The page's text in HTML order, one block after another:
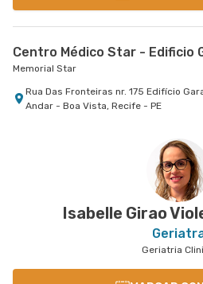
Centro Médico Star - Edificio
Memorial Star
Rua Das Fronteiras nr. 175 Edifício
Andar - Boa Vista, Recife - PE
Isabelle Girao
Geriatria